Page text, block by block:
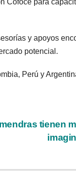
Cofoce para
y apoyos
potencial.
Perú y
tienen